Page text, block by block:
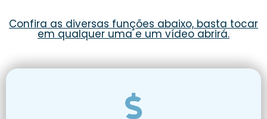
Confira as diversas funções abaixo, basta tocar
em qualquer uma e um vídeo abrirá.